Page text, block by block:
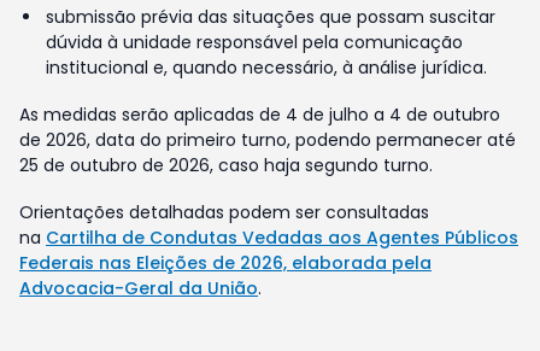
submissão prévia das situações que possam suscitar
dúvida à unidade responsável pela comunicação
institucional e, quando necessário, à análise jurídica.
As medidas serão aplicadas de 4 de julho a 4 de outubro
de 2026, data do primeiro turno, podendo permanecer até
25 de outubro de 2026, caso haja segundo turno.
Orientações detalhadas podem ser consultadas
na Cartilha de Condutas Vedadas aos Agentes Públicos
Federais nas Eleições de 2026, elaborada pela
Advocacia-Geral da União.